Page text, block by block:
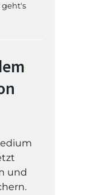
geht's
und